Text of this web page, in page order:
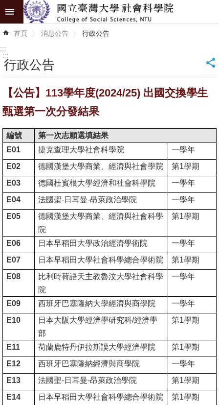
跳到主要內容區塊
進
階
識
學
學
術
單
位
研
究
消
息
公
告
國
際
化
高
教
深
首頁 消息公告 行政公告
:::
:::
行政公告 _
【公告】113學年度(2024/25) 出國交換學生
甄選第一次分發結果
編號
第一次志願選填結果
E01
捷克查理大學社會科學院
一學年
E02
德國漢堡大學商業、經濟與社會學院 第1學期
E03
德國杜賓根大學經濟和社會科學院
一學年
E04
法國聖-日耳曼-昂萊政治學院
一學年
E05
德國漢堡大學商業、經濟與社會科學
院
第1學期
E06 日本早稻田大學政治經濟學術院
一學年
E07
日本早稻田大學社會科學總合學術院 第1學期
E08
比利時荷語天主教魯汶大學社會科學
院
一學年
E09 西班牙巴塞隆納大學經濟與商學院
一學年
E10
日本大阪大學經濟學研究科/經濟學
部
第1學期
E11 荷蘭鹿特丹伊拉斯謨大學經濟學院 第1學期
E12
西班牙巴塞隆納經濟與商學院
一學年
E13
法國聖-日耳曼-昂萊政治學院 第1學期
E14
日本早稻田大學社會科學總合學術院 第1學期